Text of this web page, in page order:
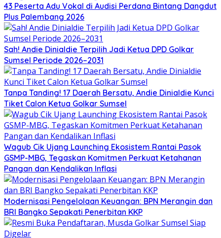
43 Peserta Adu Vokal di Audisi Perdana Bintang Dangdut
Plus Palembang 2026
Sah! Andie Dinialdie Terpilih Jadi Ketua DPD Golkar
Sumsel Periode 2026–2031
Tanpa Tanding! 17 Daerah Bersatu, Andie Dinialdie Kunci
Tiket Calon Ketua Golkar Sumsel
Wagub Cik Ujang Launching Ekosistem Rantai Pasok
GSMP-MBG, Tegaskan Komitmen Perkuat Ketahanan
Pangan dan Kendalikan Inflasi
Modernisasi Pengelolaan Keuangan: BPN Merangin dan
BRI Bangko Sepakati Penerbitan KKP